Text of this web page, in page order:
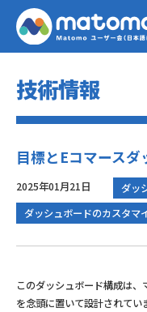
Home» 目
技術情報
目標とEコマース
2025年01月21日
ダッ
ダッシュボードのカスタマ
このダッシュボード構成は
を念頭に置いて設計されて